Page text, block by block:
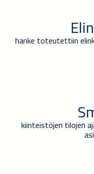
hanke toteutettiin
kiinteistöjen tilojen